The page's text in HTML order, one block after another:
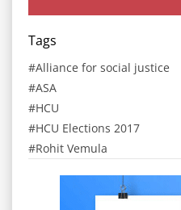
Tags
Alliance for social justice
ASA
HCU
HCU Elections 2017
Rohit Vemula